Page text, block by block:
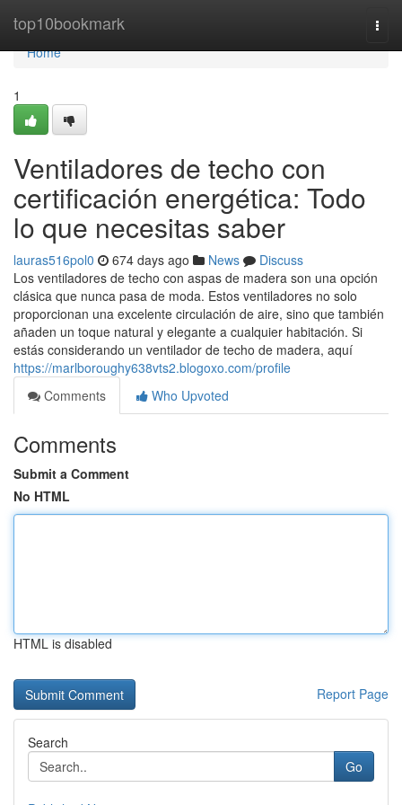
top10bookmark
Home
Home
1
Ventiladores de techo con
certificación energética: Todo
lo que necesitas saber
lauras516pol0 674 days ago News
Discuss
Los ventiladores de techo con aspas de madera son una opción
clásica que nunca pasa de moda. Estos ventiladores no solo
proporcionan una excelente circulación de aire, sino que también
añaden un toque natural y elegante a cualquier habitación. Si
estás considerando un ventilador de techo de madera, aquí
https://marlboroughy638vts2.blogoxo.com/profile
Comments
Who Upvoted
Comments
Submit a Comment
No HTML
HTML is disabled
Report Page
Search
Go